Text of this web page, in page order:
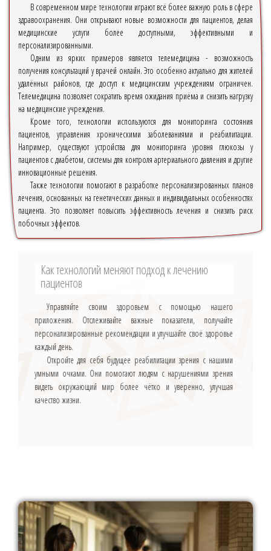
В современном мире технологии играют всё более важную роль в сфере
здравоохранения. Они открывают новые возможности для пациентов, делая
медицинские услуги более доступными, эффективными и
персонализированными.
Одним из ярких примеров является телемедицина - возможность
получения консультаций у врачей онлайн. Это особенно актуально для жителей
удалённых районов, где доступ к медицинским учреждениям ограничен.
Телемедицина позволяет сократить время ожидания приёма и снизить нагрузку
на медицинские учреждения.
Кроме того, технологии используются для мониторинга состояния
пациентов, управления хроническими заболеваниями и реабилитации.
Например, существуют устройства для мониторинга уровня глюкозы у
пациентов с диабетом, системы для контроля артериального давления и другие
инновационные решения.
Также технологии помогают в разработке персонализированных планов
лечения, основанных на генетических данных и индивидуальных особенностях
пациента. Это позволяет повысить эффективность лечения и снизить риск
побочных эффектов.
Как технологий меняют подход к лечению
пациентов
Управляйте своим здоровьем с помощью нашего
приложения. Отслеживайте важные показатели, получайте
персонализированные рекомендации и улучшайте своё здоровье
каждый день.
Откройте для себя будущее реабилитации зрения с нашими
умными очками. Они помогают людям с нарушениями зрения
видеть окружающий мир более чётко и уверенно, улучшая
качество жизни.